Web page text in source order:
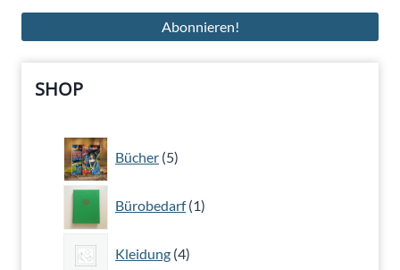
SHOP
Bücher 5
Produkte
Bürobedarf 1
Produkt
Kleidung 4
Produkte